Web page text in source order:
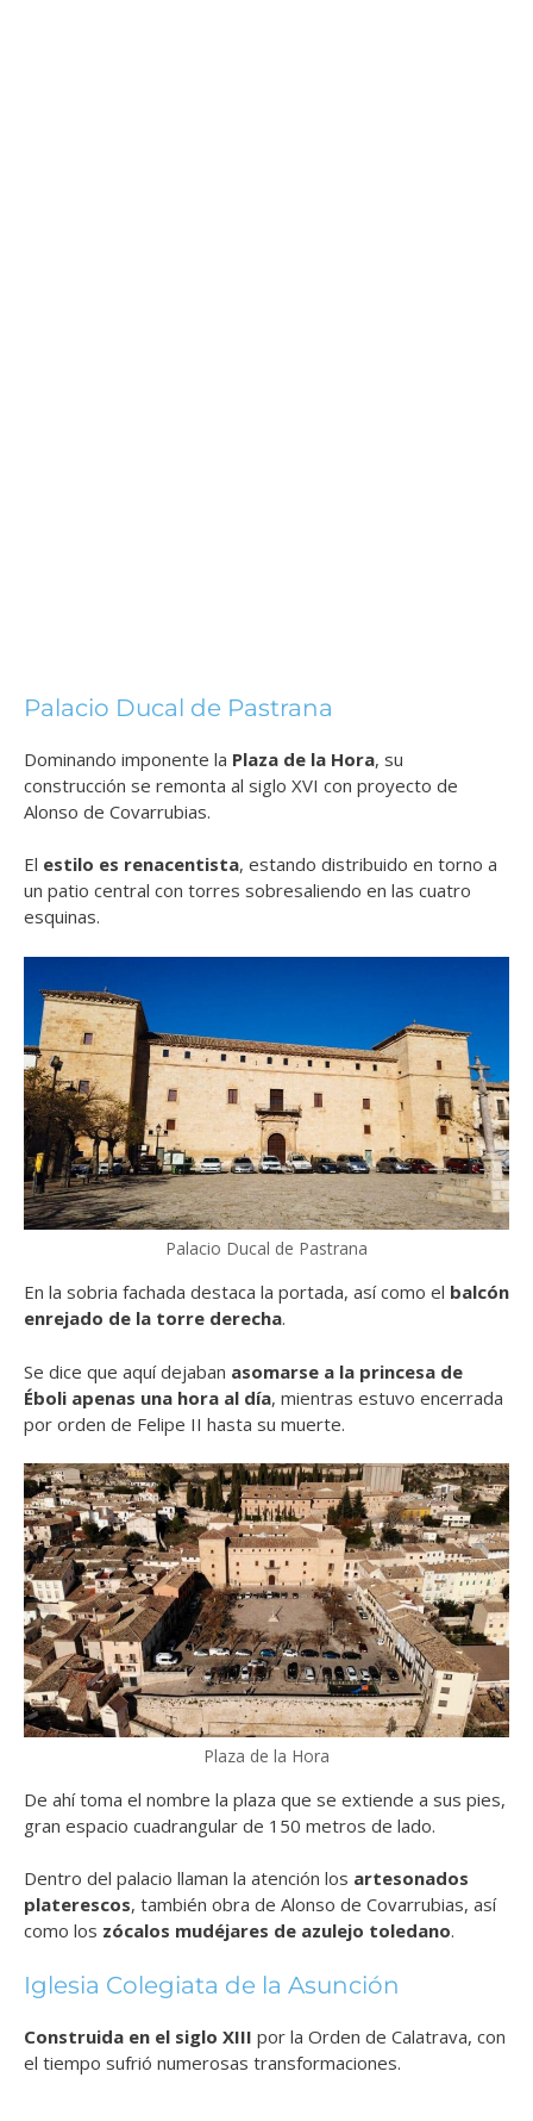
Palacio Ducal de Pastrana
Dominando imponente la Plaza de la Hora, su
construcción se remonta al siglo XVI con proyecto de
Alonso de Covarrubias.
El estilo es renacentista, estando distribuido en torno a
un patio central con torres sobresaliendo en las cuatro
esquinas.
Palacio Ducal de Pastrana
En la sobria fachada destaca la portada, así como el balcón
enrejado de la torre derecha.
Se dice que aquí dejaban asomarse a la princesa de
Éboli apenas una hora al día, mientras estuvo encerrada
por orden de Felipe II hasta su muerte.
Plaza de la Hora
De ahí toma el nombre la plaza que se extiende a sus pies,
gran espacio cuadrangular de 150 metros de lado.
Dentro del palacio llaman la atención los artesonados
platerescos, también obra de Alonso de Covarrubias, así
como los zócalos mudéjares de azulejo toledano.
Iglesia Colegiata de la Asunción
Construida en el siglo XIII por la Orden de Calatrava, con
el tiempo sufrió numerosas transformaciones.